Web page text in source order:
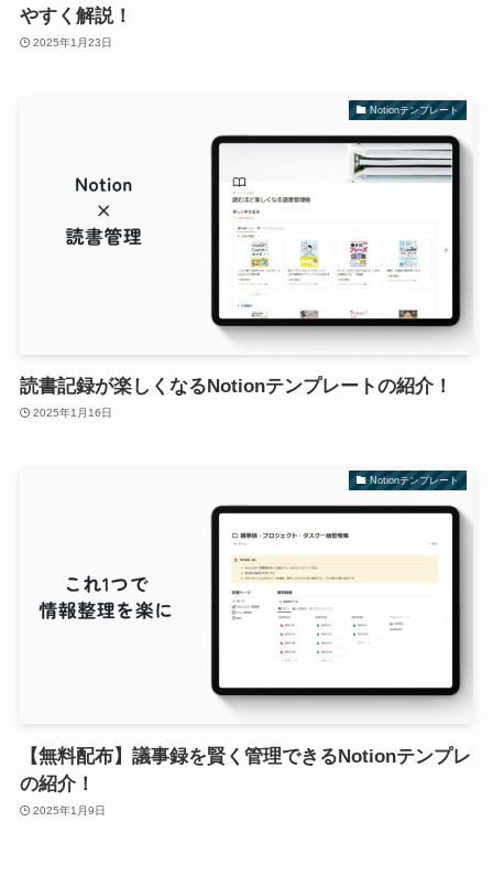
やすく解説！
2025年1月23日
Notionテンプレート
読書記録が楽しくなるNotionテンプレートの紹介！
2025年1月16日
Notionテンプレート
【無料配布】議事録を賢く管理できるNotionテンプレ
の紹介！
2025年1月9日